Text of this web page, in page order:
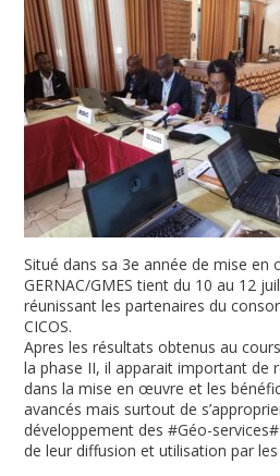
Situé dans sa 3e année de mise
GERNAC/GMES tient du 10 au 12
réunissant les partenaires du
CICOS.
Apres les résultats obtenus au
la phase II, il apparait important de
dans la mise en œuvre et les
avancés mais surtout de
développement des #Géo-
de leur diffusion et utilisation par